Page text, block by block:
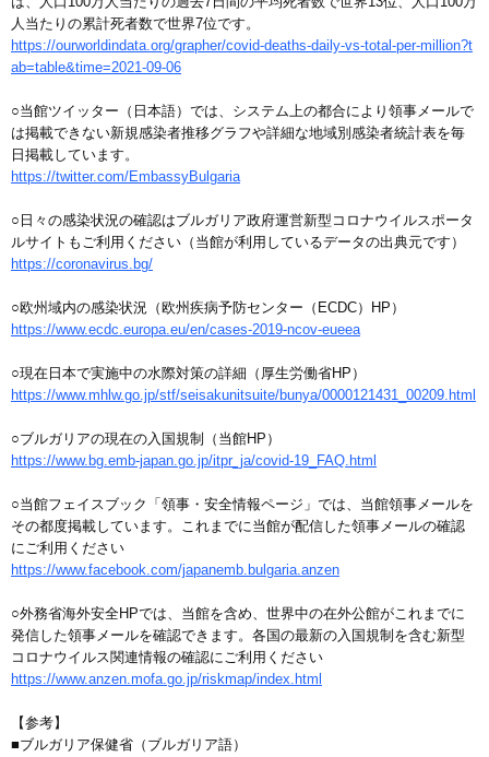
人当たりの累計死者数で世界7位です。
https://ourworldindata.org/grapher/covid-deaths-daily-vs-total-per-million?t
ab=table&time=2021-09-06
○当館ツイッター（日本語）では、システム上の都合により領事メールで
は掲載できない新規感染者推移グラフや詳細な地域別感染者統計表を毎
日掲載しています。
https://twitter.com/EmbassyBulgaria
○日々の感染状況の確認はブルガリア政府運営新型コロナウイルスポータ
ルサイトもご利用ください（当館が利用しているデータの出典元です）
https://coronavirus.bg/
○欧州域内の感染状況（欧州疾病予防センター（ECDC）HP）
https://www.ecdc.europa.eu/en/cases-2019-ncov-eueea
○現在日本で実施中の水際対策の詳細（厚生労働省HP）
https://www.mhlw.go.jp/stf/seisakunitsuite/bunya/0000121431_00209.html
○ブルガリアの現在の入国規制（当館HP）
https://www.bg.emb-japan.go.jp/itpr_ja/covid-19_FAQ.html
○当館フェイスブック「領事・安全情報ページ」では、当館領事メールを
その都度掲載しています。これまでに当館が配信した領事メールの確認
にご利用ください
https://www.facebook.com/japanemb.bulgaria.anzen
○外務省海外安全HPでは、当館を含め、世界中の在外公館がこれまでに
発信した領事メールを確認できます。各国の最新の入国規制を含む新型
コロナウイルス関連情報の確認にご利用ください
https://www.anzen.mofa.go.jp/riskmap/index.html
【参考】
■ブルガリア保健省（ブルガリア語）